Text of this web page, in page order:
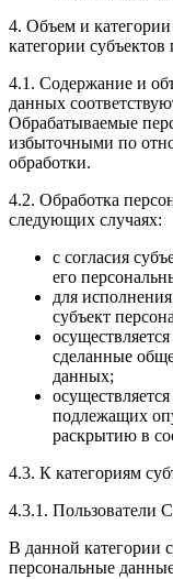
4. Объем и
категории
4.1. Содержание и
данных
Обрабатываемые
избыточными по
обработки.
4.2. Обработка
следующих случаях:
с согласия
его
для
субъект
сделанные
данных;
подлежащих
раскрытию в
4.3. К категориям
4.3.1. Пользователи
В данной категории
персональные